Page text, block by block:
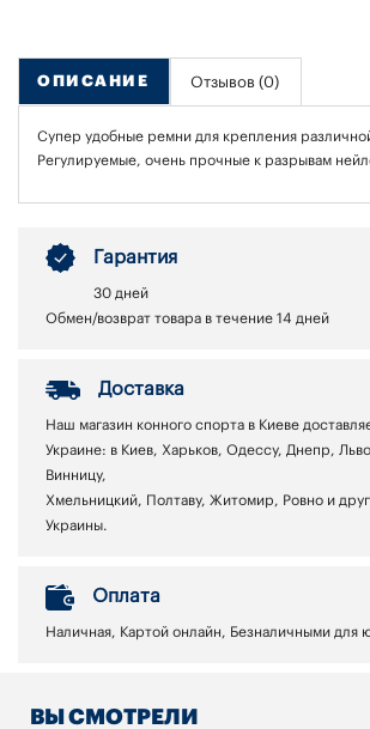
ОПИСАНИЕ Отзывов (0)
Супер удобные ремни для крепления
Регулируемые, очень прочные к разрывам
Гарантия
30 дней
Обмен/возврат товара в течение 14 дней
Доставка
Наш магазин конного спорта в Киеве
Украине: в Киев, Харьков, Одессу, Днепр,
Винницу,
Хмельницкий, Полтаву, Житомир, Ровно и
Украины.
Оплата
Наличная, Картой онлайн, Безналичными для
ВЫ СМОТРЕЛИ